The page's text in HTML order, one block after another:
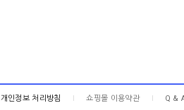
개인정보 처리방침 쇼핑몰 이용약관 Q &